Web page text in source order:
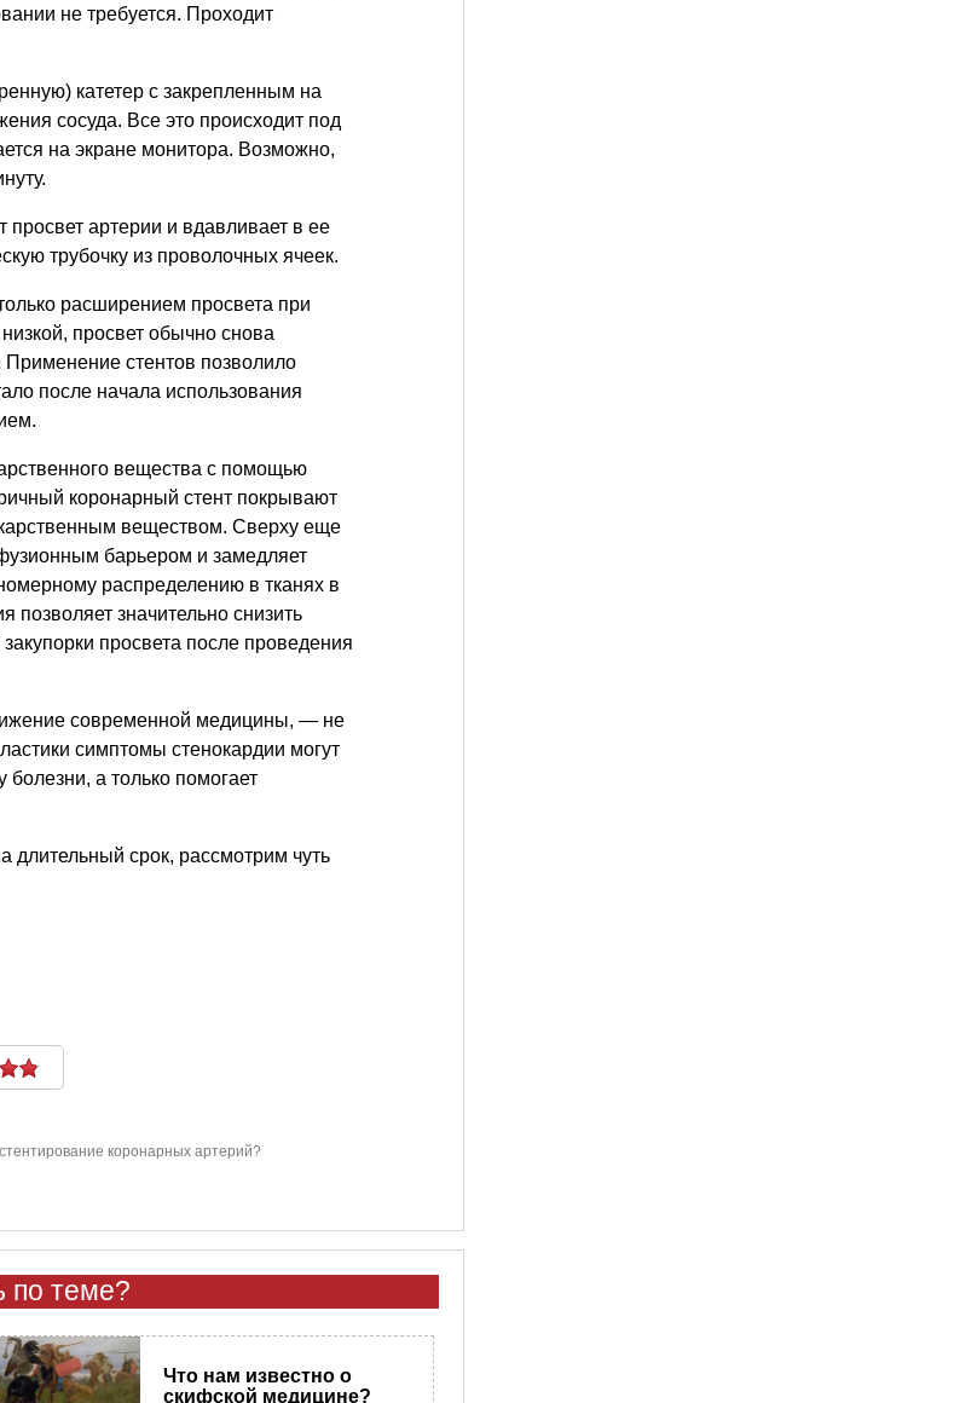
не требуется. Проходит
катетер с закрепленным на
сосуда. Все это происходит под
на экране монитора. Возможно,
артерии и вдавливает в ее
трубочку из проволочных ячеек.
расширением просвета при
просвет обычно снова
стентов позволило
после начала использования
вещества с помощью
коронарный стент покрывают
веществом. Сверху еще
барьером и замедляет
распределению в тканях в
позволяет значительно снизить
просвета после проведения
современной медицины, — не
симптомы стенокардии могут
болезни, а только помогает
длительный срок, рассмотрим чуть
коронарных артерий?
по теме?
Что нам известно о
скифской медицине?